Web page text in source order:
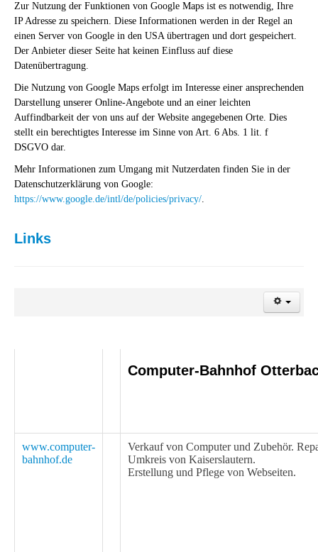
Zur Nutzung der Funktionen von Google Maps ist es notwendig, Ihre
IP Adresse zu speichern. Diese Informationen werden in der Regel an
einen Server von Google in den USA übertragen und dort gespeichert.
Der Anbieter dieser Seite hat keinen Einfluss auf diese
Datenübertragung.
Die Nutzung von Google Maps erfolgt im Interesse einer ansprechenden
Darstellung unserer Online-Angebote und an einer leichten
Auffindbarkeit der von uns auf der Website angegebenen Orte. Dies
stellt ein berechtigtes Interesse im Sinne von Art. 6 Abs. 1 lit. f
DSGVO dar.
Mehr Informationen zum Umgang mit Nutzerdaten finden Sie in der
Datenschutzerklärung von Google:
https://www.google.de/intl/de/policies/privacy/.
Links
Computer-Bahnhof
www.computer-
bahnhof.de
Verkauf von Computer und Zubehör.
Umkreis von Kaiserslautern.
Erstellung und Pflege von Webseiten.